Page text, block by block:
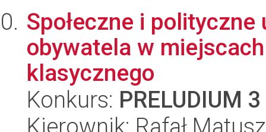
Społeczne i
obywatela w
klasycznego
Konkurs: PRELUDIUM 3
Kierownik: Rafał